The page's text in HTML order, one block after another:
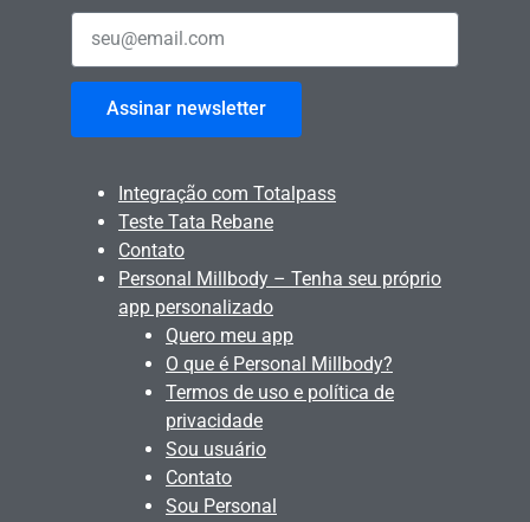
Assinar newsletter
Integração com Totalpass
Teste Tata Rebane
Contato
Personal Millbody – Tenha seu próprio
app personalizado
Quero meu app
O que é Personal Millbody?
Termos de uso e política de
privacidade
Sou usuário
Contato
Sou Personal